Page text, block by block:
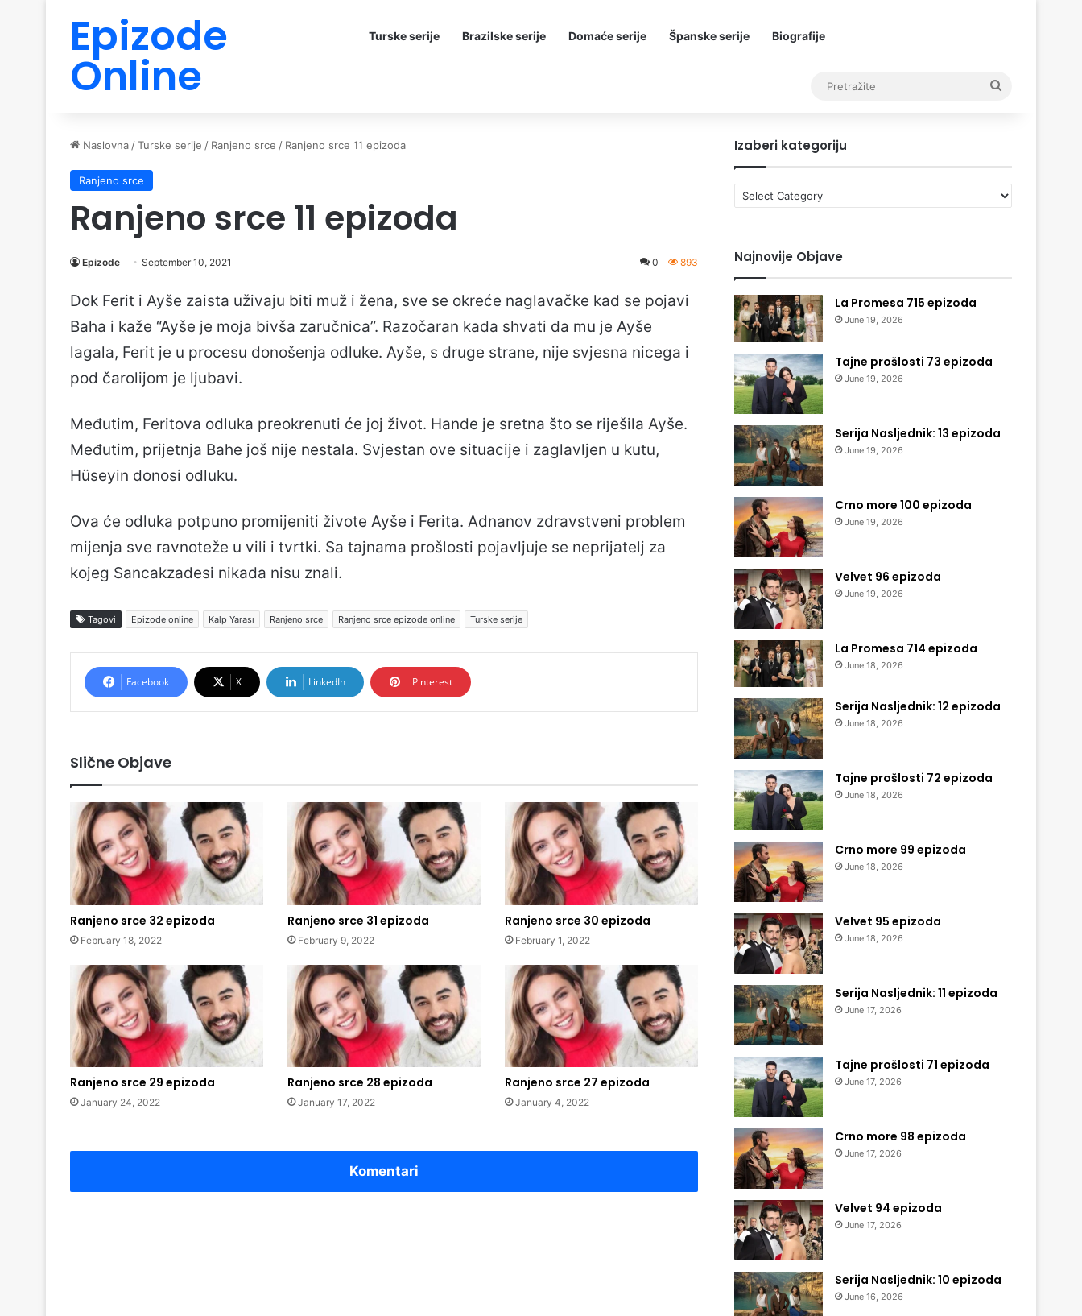
Epizode
Online
Turske serije Brazilske serije Domaće serije Španske serije Biografije
Naslovna /Turske serije / Ranjeno srce / Ranjeno srce 11 epizoda
Ranjeno srce
Ranjeno srce 11 epizoda
Epizode September 10, 2021 0 893
Dok Ferit i Ayše zaista uživaju biti muž i žena, sve se okreće naglavačke kad se pojavi
Baha i kaže “Ayše je moja bivša zaručnica”. Razočaran kada shvati da mu je Ayše
lagala, Ferit je u procesu donošenja odluke. Ayše, s druge strane, nije svjesna nicega i
pod čarolijom je ljubavi.
Međutim, Feritova odluka preokrenuti će joj život. Hande je sretna što se riješila Ayše.
Međutim, prijetnja Bahe još nije nestala. Svjestan ove situacije i zaglavljen u kutu,
Hüseyin donosi odluku.
Ova će odluka potpuno promijeniti živote Ayše i Ferita. Adnanov zdravstveni problem
mijenja sve ravnoteže u vili i tvrtki. Sa tajnama prošlosti pojavljuje se neprijatelj za
kojeg Sancakzadesi nikada nisu znali.
Tagovi Epizode online Kalp Yarası Ranjeno srce Ranjeno srce epizode online Turske serije
Facebook X LinkedIn Pinterest
Slične Objave
Ranjeno srce 32 epizoda
February 18, 2022
Ranjeno srce 31 epizoda
February 9, 2022
Ranjeno srce 30 epizoda
February 1, 2022
Ranjeno srce 29 epizoda
January 24, 2022
Ranjeno srce 28 epizoda
January 17, 2022
Ranjeno srce 27 epizoda
January 4, 2022
Komentari
Izaberi kategoriju
Izaberi
kategoriju
Najnovije Objave
La Promesa 715 epizoda
June 19, 2026
Tajne prošlosti 73 epizoda
June 19, 2026
Serija Nasljednik: 13 epizoda
June 19, 2026
Crno more 100 epizoda
June 19, 2026
Velvet 96 epizoda
June 19, 2026
La Promesa 714 epizoda
June 18, 2026
Serija Nasljednik: 12 epizoda
June 18, 2026
Tajne prošlosti 72 epizoda
June 18, 2026
Crno more 99 epizoda
June 18, 2026
Velvet 95 epizoda
June 18, 2026
Serija Nasljednik: 11 epizoda
June 17, 2026
Tajne prošlosti 71 epizoda
June 17, 2026
Crno more 98 epizoda
June 17, 2026
Velvet 94 epizoda
June 17, 2026
Serija Nasljednik: 10 epizoda
June 16, 2026